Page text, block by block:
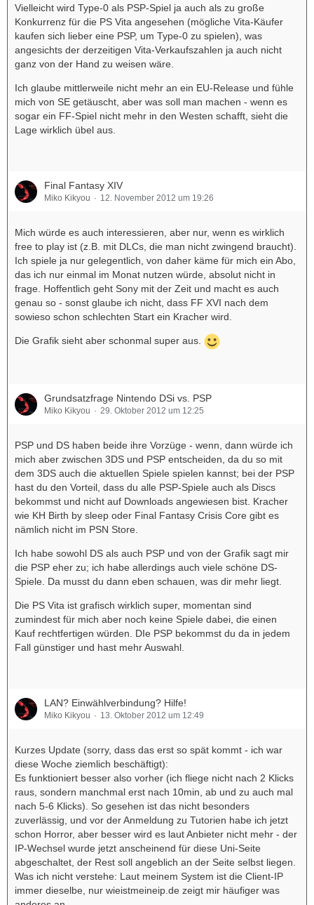
Vielleicht wird Type-0 als PSP-Spiel ja auch als zu große
Konkurrenz für die PS Vita angesehen (mögliche Vita-Käufer
kaufen sich lieber eine PSP, um Type-0 zu spielen), was
angesichts der derzeitigen Vita-Verkaufszahlen ja auch nicht
ganz von der Hand zu weisen wäre.
Ich glaube mittlerweile nicht mehr an ein EU-Release und fühle
mich von SE getäuscht, aber was soll man machen - wenn es
sogar ein FF-Spiel nicht mehr in den Westen schafft, sieht die
Lage wirklich übel aus.
Final Fantasy XIV
Miko Kikyou 12. November 2012 um 19:26
Mich würde es auch interessieren, aber nur, wenn es wirklich
free to play ist (z.B. mit DLCs, die man nicht zwingend braucht).
Ich spiele ja nur gelegentlich, von daher käme für mich ein Abo,
das ich nur einmal im Monat nutzen würde, absolut nicht in
frage. Hoffentlich geht Sony mit der Zeit und macht es auch
genau so - sonst glaube ich nicht, dass FF XVI nach dem
sowieso schon schlechten Start ein Kracher wird.
Die Grafik sieht aber schonmal super aus.
Grundsatzfrage Nintendo DSi vs. PSP
Miko Kikyou 29. Oktober 2012 um 12:25
PSP und DS haben beide ihre Vorzüge - wenn, dann würde ich
mich aber zwischen 3DS und PSP entscheiden, da du so mit
dem 3DS auch die aktuellen Spiele spielen kannst; bei der PSP
hast du den Vorteil, dass du alle PSP-Spiele auch als Discs
bekommst und nicht auf Downloads angewiesen bist. Kracher
wie KH Birth by sleep oder Final Fantasy Crisis Core gibt es
nämlich nicht im PSN Store.
Ich habe sowohl DS als auch PSP und von der Grafik sagt mir
die PSP eher zu; ich habe allerdings auch viele schöne DS-
Spiele. Da musst du dann eben schauen, was dir mehr liegt.
Die PS Vita ist grafisch wirklich super, momentan sind
zumindest für mich aber noch keine Spiele dabei, die einen
Kauf rechtfertigen würden. DIe PSP bekommst du da in jedem
Fall günstiger und hast mehr Auswahl.
LAN? Einwählverbindung? Hilfe!
Miko Kikyou 13. Oktober 2012 um 12:49
Kurzes Update (sorry, dass das erst so spät kommt - ich war
diese Woche ziemlich beschäftigt):
Es funktioniert besser also vorher (ich fliege nicht nach 2 Klicks
raus, sondern manchmal erst nach 10min, ab und zu auch mal
nach 5-6 Klicks). So gesehen ist das nicht besonders
zuverlässig, und vor der Anmeldung zu Tutorien habe ich jetzt
schon Horror, aber besser wird es laut Anbieter nicht mehr - der
IP-Wechsel wurde jetzt anscheinend für diese Uni-Seite
abgeschaltet, der Rest soll angeblich an der Seite selbst liegen.
Was ich nicht verstehe: Laut meinem System ist die Client-IP
immer dieselbe, nur wieistmeineip.de zeigt mir häufiger was